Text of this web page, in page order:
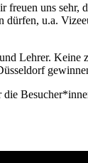
uns sehr,
u.a.
Lehrer. Keine